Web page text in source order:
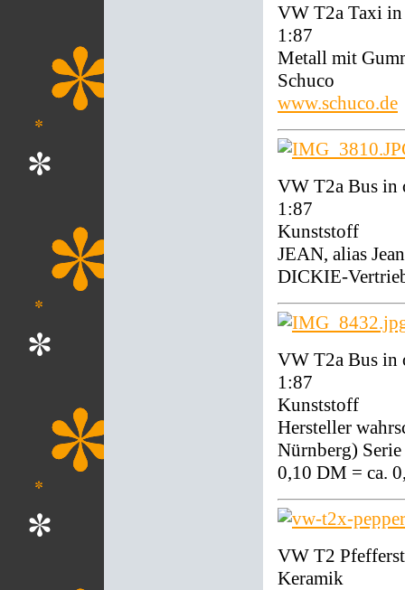
VW T2a Taxi in
1:87
Metall mit
Schuco
www.schuco.de
VW T2a Bus in
1:87
Kunststoff
JEAN, alias
DICKIE-
VW T2a Bus in
1:87
Kunststoff
Hersteller
Nürnberg)
0,10 DM = ca.
VW T2
Keramik